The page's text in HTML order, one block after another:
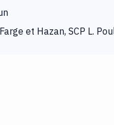
et Hazan, SCP L.